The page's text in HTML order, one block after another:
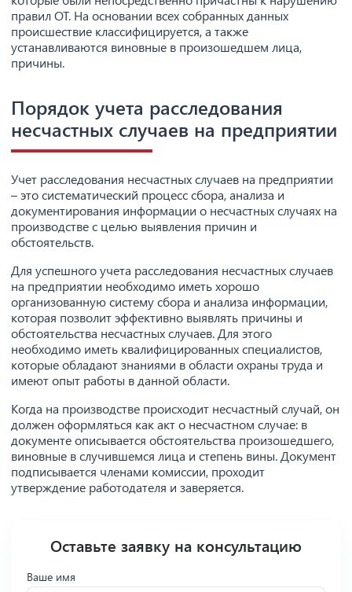
правил ОТ. На основании всех собранных данных
происшествие классифицируется, а также
устанавливаются виновные в произошедшем лица,
причины.
Порядок учета расследования
несчастных случаев на предприятии
Учет расследования несчастных случаев на предприятии
– это систематический процесс сбора, анализа и
документирования информации о несчастных случаях на
производстве с целью выявления причин и
обстоятельств.
Для успешного учета расследования несчастных случаев
на предприятии необходимо иметь хорошо
организованную систему сбора и анализа информации,
которая позволит эффективно выявлять причины и
обстоятельства несчастных случаев. Для этого
необходимо иметь квалифицированных специалистов,
которые обладают знаниями в области охраны труда и
имеют опыт работы в данной области.
Когда на производстве происходит несчастный случай, он
должен оформляться как акт о несчастном случае: в
документе описывается обстоятельства произошедшего,
виновные в случившемся лица и степень вины. Документ
подписывается членами комиссии, проходит
утверждение работодателя и заверяется.
Оставьте заявку на консультацию
Ваше имя